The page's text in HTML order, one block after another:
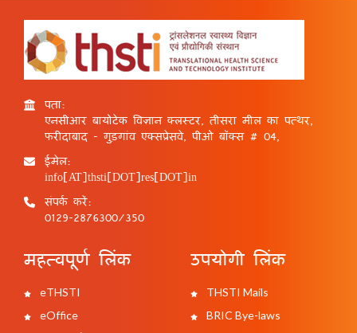
पता:
एनसीआर बायोटेक विज्ञान क्लस्टर, तीसरा मील का पत्थर,
फरीदाबाद - गुड़गांव एक्सप्रेसवे, पीओ बॉक्स # 04,
ईमेल:
info[AT]thsti[DOT]res[DOT]in
संपर्क करें:
0129-2876300/350
महत्वपूर्ण लिंक
eTHSTI
eOffice
उपयोगी लिंक
THSTI Mails
BRIC Bye-laws